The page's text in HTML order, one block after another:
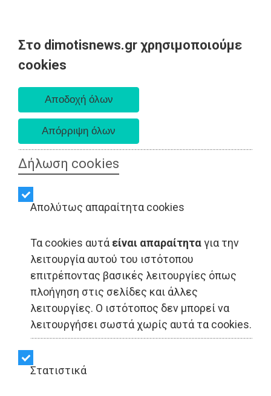
Στο dimotisnews.gr χρησιμοποιούμε
cookies
Δήλωση cookies
Απολύτως απαραίτητα cookies
Τα cookies αυτά είναι απαραίτηταγια την
λειτουργία αυτού του ιστότοπου
επιτρέποντας βασικές λειτουργίες όπως
πλοήγηση στις σελίδες και άλλες
λειτουργίες. Ο ιστότοπος δεν μπορεί να
λειτουργήσει σωστά χωρίς αυτά τα cookies.
Στατιστικά
LIFESTYLE - Αττική
Έρχεται ο Προαστιακός
Δυτικής Αττικής: Ποιοι
είναι οι νέοι σταθμοί,